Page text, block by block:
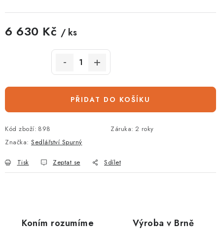
6 630 Kč / ks
PŘIDAT DO KOŠÍKU
Kód zboží: 898 Záruka: 2 roky
Značka: Sedlářství Spurný
Tisk Zeptat se Sdílet
Koním rozumíme Výroba v Brně